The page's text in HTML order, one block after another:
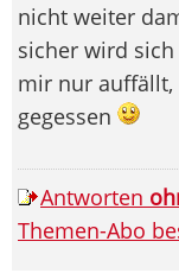
nicht weiter
sicher wird
mir nur auffällt,
gegessen
Antworten
Themen-Abo